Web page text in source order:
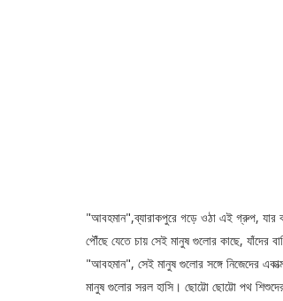
"আবহমান",ব্যারাকপুরে গড়ে ওঠা এই গ্রুপ, যার
পৌঁছে যেতে চায় সেই মানুষ গুলোর কাছে, যাঁদের
"আবহমান", সেই মানুষ গুলোর সঙ্গে নিজেদের
মানুষ গুলোর সরল হাসি। ছোট্টো ছোট্টো পথ